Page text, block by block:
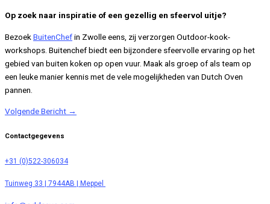
Op zoek naar inspiratie of een gezellig en sfeervol uitje?
BezoekBuitenChefin Zwolle eens, zij verzorgen Outdoor-kook-
workshops. Buitenchef biedt een bijzondere sfeervolle ervaring op het
gebied van buiten koken op open vuur. Maak als groep of als team op
een leuke manier kennis met de vele mogelijkheden van Dutch Oven
pannen.
Volgende Bericht →
Contactgegevens
+31 (0)522-306034
Tuinweg 33 | 7944AB | Meppel